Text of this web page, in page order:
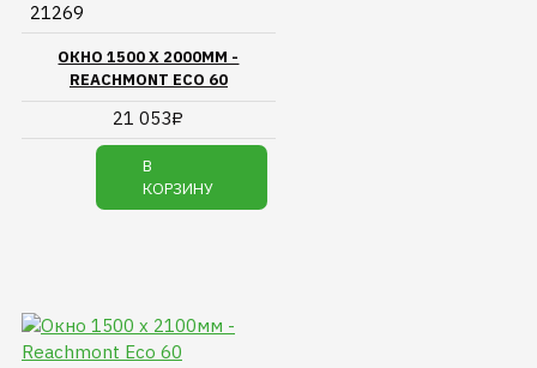
21269
ОКНО 1500 Х 2000ММ -
REACHMONT ECO 60
21 053₽
В
КОРЗИНУ